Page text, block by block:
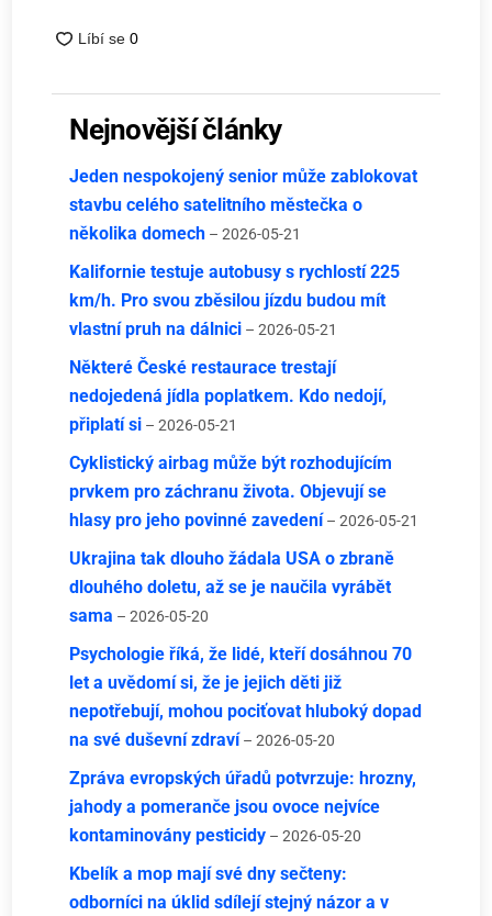
Nejnovější články
Jeden nespokojený senior může zablokovat
stavbu celého satelitního městečka o
několika domech – 2026-05-21
Kalifornie testuje autobusy s rychlostí 225
km/h. Pro svou zběsilou jízdu budou mít
vlastní pruh na dálnici – 2026-05-21
Některé České restaurace trestají
nedojedená jídla poplatkem. Kdo nedojí,
připlatí si – 2026-05-21
Cyklistický airbag může být rozhodujícím
prvkem pro záchranu života. Objevují se
hlasy pro jeho povinné zavedení – 2026-05-21
Ukrajina tak dlouho žádala USA o zbraně
dlouhého doletu, až se je naučila vyrábět
sama – 2026-05-20
Psychologie říká, že lidé, kteří dosáhnou 70
let a uvědomí si, že je jejich děti již
nepotřebují, mohou pociťovat hluboký dopad
na své duševní zdraví – 2026-05-20
Zpráva evropských úřadů potvrzuje: hrozny,
jahody a pomeranče jsou ovoce nejvíce
kontaminovány pesticidy – 2026-05-20
Kbelík a mop mají své dny sečteny:
odborníci na úklid sdílejí stejný názor a v